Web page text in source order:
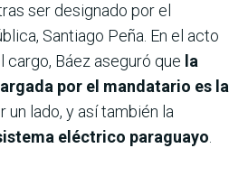
ser designado por el
Santiago Peña. En el acto
cargo, Báez aseguró que la
por el mandatario es la
un lado, y así también la
eléctrico paraguayo.